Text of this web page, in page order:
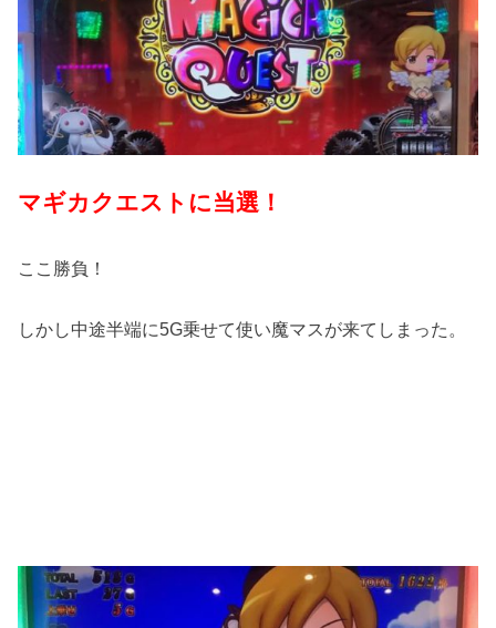
マギカクエストに当選！
ここ勝負！
しかし中途半端に5G乗せて使い魔マスが来てしまった。